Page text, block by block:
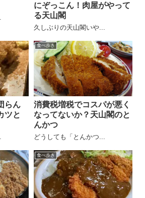
にぞっこん！肉屋がやって
る天山閣
久しぶりの天山閣いや...
らん
ツと
食べ歩き
消費税増税でコスパが悪く
なってないか？天山閣のと
んかつ
どうしても「とんかつ...
食べ歩き